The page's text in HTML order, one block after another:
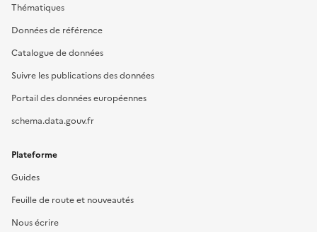
Thématiques
Données de référence
Catalogue de données
Suivre les publications des données
Portail des données européennes
schema.data.gouv.fr
Plateforme
Guides
Feuille de route et nouveautés
Nous écrire